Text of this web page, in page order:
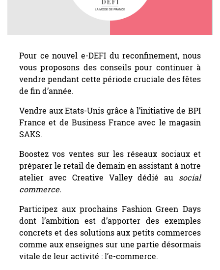
Pour ce nouvel e-DEFI du reconfinement, nous
vous proposons des conseils pour continuer à
vendre pendant cette période cruciale des fêtes
de fin d’année.
Vendre aux Etats-Unis grâce à l’initiative de BPI
France et de Business France avec le magasin
SAKS.
Boostez vos ventes sur les réseaux sociaux et
préparer le retail de demain en assistant à notre
atelier avec Creative Valley dédié au social
commerce.
Participez aux prochains Fashion Green Days
dont l’ambition est d’apporter des exemples
concrets et des solutions aux petits commerces
comme aux enseignes sur une partie désormais
vitale de leur activité : l’e-commerce.